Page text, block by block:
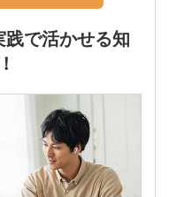
で活かせる知